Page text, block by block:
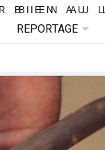
BIEN AU
BIEN AU
REPORTAGE